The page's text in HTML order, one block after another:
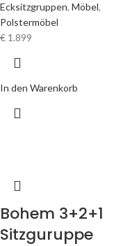
Ecksitzgruppen, Möbel,
Polstermöbel
€ 1.899
In den Warenkorb
Bohem 3+2+1
Sitzguruppe